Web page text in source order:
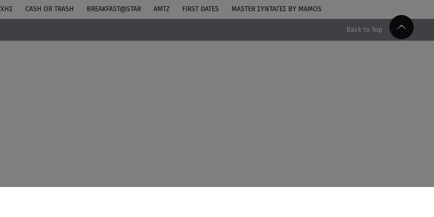
CASH OR TRASH BREAKFAST@STAR ΑΜΤΖ FIRST DATES MASTER ΣΥΝΤΑΓΈΣ BY MAMOS
Back to Top